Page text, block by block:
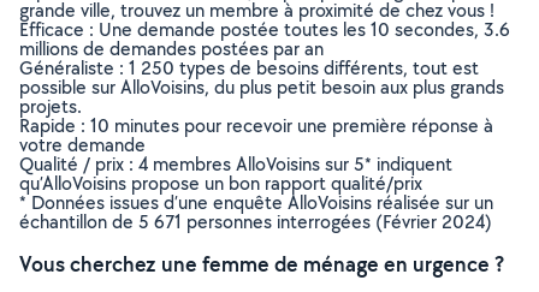
grande ville, trouvez un membre à proximité de chez vous !
Efficace : Une demande postée toutes les 10 secondes, 3.6
millions de demandes postées par an
Généraliste : 1 250 types de besoins différents, tout est
possible sur AlloVoisins, du plus petit besoin aux plus grands
projets.
Rapide : 10 minutes pour recevoir une première réponse à
votre demande
Qualité / prix : 4 membres AlloVoisins sur 5* indiquent
qu’AlloVoisins propose un bon rapport qualité/prix
* Données issues d’une enquête AlloVoisins réalisée sur un
échantillon de 5 671 personnes interrogées (Février 2024)
Vous cherchez une femme de ménage en urgence ?